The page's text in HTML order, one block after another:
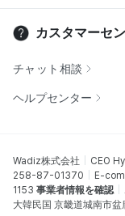
カスタマーセ
チャット相談
ヘルプセンター
Wadiz株式会社 CEO
258-87-01370
E-
1153 事業者情報を確認
大韓民国 京畿道城南市